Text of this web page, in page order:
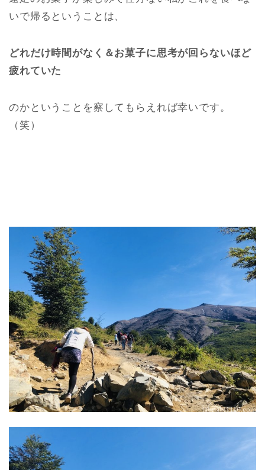
いで帰るということは、
どれだけ時間がなく＆お菓子に思考が回らないほど
疲れていた
のかということを察してもらえれば幸いです。
（笑）